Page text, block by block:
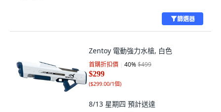
篩選器
Zentoy 電動強力水槍, 白色
首購折扣價 40%$499
$299
($299.00/1個)
8/13 星期四 預計送達